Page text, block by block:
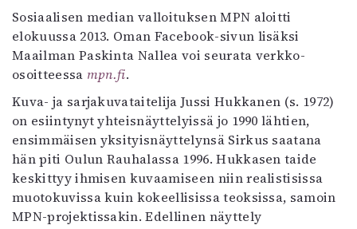
Sosiaalisen median valloituksen MPN aloitti
elokuussa 2013. Oman Facebook-sivun lisäksi
Maailman Paskinta Nallea voi seurata verkko-
osoitteessa mpn.fi.
Kuva- ja sarjakuvataitelija Jussi Hukkanen (s. 1972)
on esiintynyt yhteisnäyttelyissä jo 1990 lähtien,
ensimmäisen yksityisnäyttelynsä Sirkus saatana
hän piti Oulun Rauhalassa 1996. Hukkasen taide
keskittyy ihmisen kuvaamiseen niin realistisissa
muotokuvissa kuin kokeellisissa teoksissa, samoin
MPN-projektissakin. Edellinen näyttely